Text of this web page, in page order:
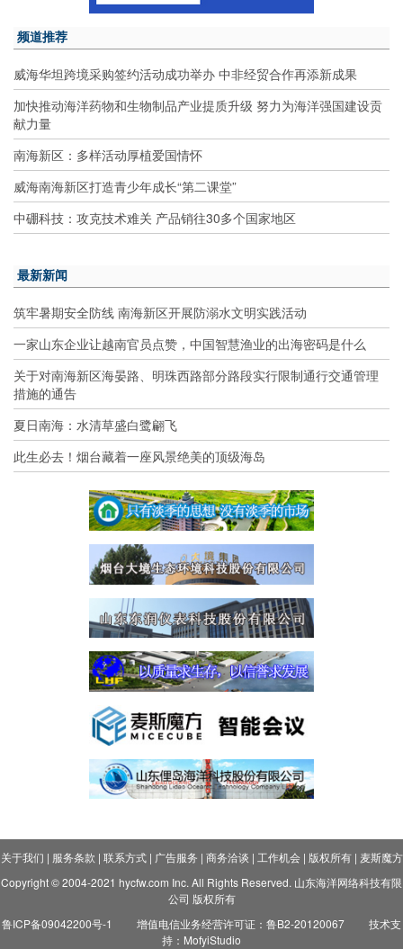
频道推荐
威海华坦跨境采购签约活动成功举办 中非经贸合作再添新成果
加快推动海洋药物和生物制品产业提质升级 努力为海洋强国建设贡
献力量
南海新区：多样活动厚植爱国情怀
威海南海新区打造青少年成长“第二课堂”
中硼科技：攻克技术难关 产品销往30多个国家地区
最新新闻
筑牢暑期安全防线 南海新区开展防溺水文明实践活动
一家山东企业让越南官员点赞，中国智慧渔业的出海密码是什么
关于对南海新区海晏路、明珠西路部分路段实行限制通行交通管理
措施的通告
夏日南海：水清草盛白鹭翩飞
此生必去！烟台藏着一座风景绝美的顶级海岛
关于我们 | 服务条款 | 联系方式| 广告服务 | 商务洽谈 | 工作机会| 版权所有| 麦斯魔方
Copyright © 2004-2021 hycfw.com Inc. All Rights Reserved. 山东海洋网络科技有限
公司 版权所有
鲁ICP备09042200号-1
增值电信业务经营许可证：鲁B2-20120067
技术支
持：MofyiStudio